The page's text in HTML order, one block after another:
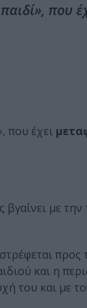
που
που έχει
με την
προς
και η
του και με